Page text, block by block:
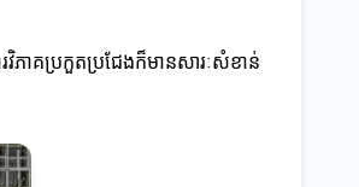
ភាគប្រកួតប្រជែងក៏មានសារៈសំខាន់